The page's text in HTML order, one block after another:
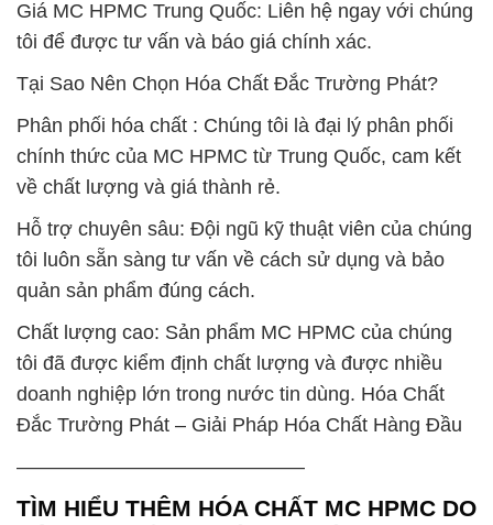
Giá MC HPMC Trung Quốc: Liên hệ ngay với chúng
tôi để được tư vấn và báo giá chính xác.
Tại Sao Nên Chọn Hóa Chất Đắc Trường Phát?
Phân phối hóa chất : Chúng tôi là đại lý phân phối
chính thức của MC HPMC từ Trung Quốc, cam kết
về chất lượng và giá thành rẻ.
Hỗ trợ chuyên sâu: Đội ngũ kỹ thuật viên của chúng
tôi luôn sẵn sàng tư vấn về cách sử dụng và bảo
quản sản phẩm đúng cách.
Chất lượng cao: Sản phẩm MC HPMC của chúng
tôi đã được kiểm định chất lượng và được nhiều
doanh nghiệp lớn trong nước tin dùng. Hóa Chất
Đắc Trường Phát – Giải Pháp Hóa Chất Hàng Đầu
——————————————–
TÌM HIỂU THÊM HÓA CHẤT MC HPMC DO